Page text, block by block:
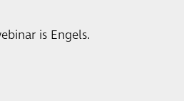
is Engels.